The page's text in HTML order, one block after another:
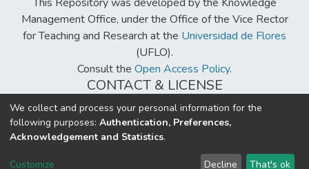
Management Office, under the Office of the Vice Rector
for Teaching and Research at the Universidad de Flores
(UFLO).
Consult the Open Access Policy.
CONTACT & LICENSE
biblioteca@uflouniversidad.edu.ar
Creative Commons LicenseBY-NC-ND 4.0
DSpace software copyright © 2002-2026 LYRASIS
We collect and process your personal information for the
following purposes: Authentication, Preferences,
Acknowledgement and Statistics.
Customize Decline That's ok